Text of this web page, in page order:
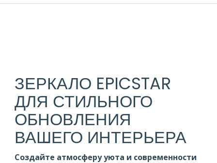
ЗЕРКАЛО EPICSTAR
ДЛЯ СТИЛЬНОГО
ОБНОВЛЕНИЯ
ВАШЕГО ИНТЕРЬЕРА
Создайте атмосферу уюта и современности